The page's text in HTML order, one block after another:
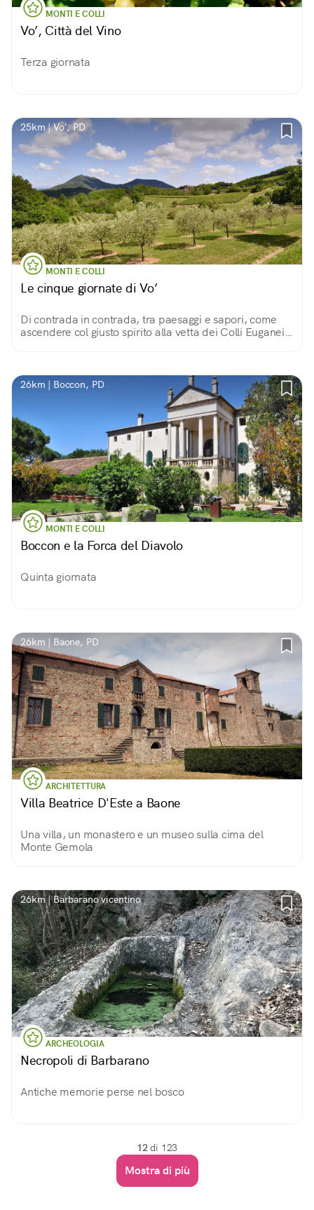
MONTI E COLLI
Vo’, Città del Vino
Terza giornata
25km | Vo', PD
MONTI E COLLI
Le cinque giornate di Vo’
Di contrada in contrada, tra paesaggi e sapori, come
ascendere col giusto spirito alla vetta dei Colli Euganei:
26km | Boccon, PD
MONTI E COLLI
Boccon e la Forca del Diavolo
Quinta giornata
26km | Baone, PD
ARCHITETTURA
Villa Beatrice D'Este a Baone
Una villa, un monastero e un museo sulla cima del
Monte Gemola
26km | Barbarano vicentino
ARCHEOLOGIA
Necropoli di Barbarano
Antiche memorie perse nel bosco
12di 123
Mostra di più